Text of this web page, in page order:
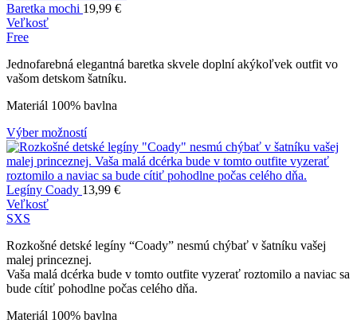
Baretka mochi 19,99 €
Veľkosť
Free
Jednofarebná elegantná baretka skvele doplní akýkoľvek outfit vo
vašom detskom šatníku.
Materiál 100% bavlna
Výber možností
Legíny Coady 13,99 €
Veľkosť
SXS
Rozkošné detské legíny “Coady” nesmú chýbať v šatníku vašej
malej princeznej.
Vaša malá dcérka bude v tomto outfite vyzerať roztomilo a naviac sa
bude cítiť pohodlne počas celého dňa.
Materiál 100% bavlna